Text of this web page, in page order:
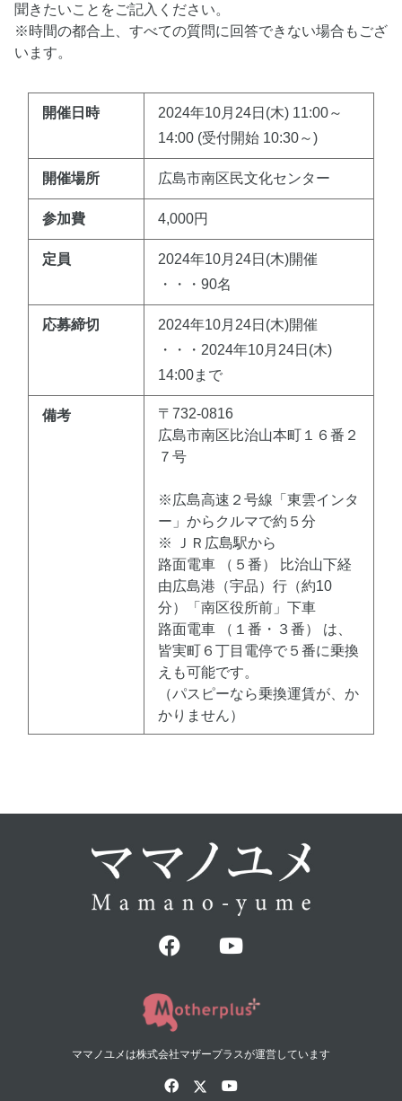
聞きたいことをご記入ください。
※時間の都合上、すべての質問に回答できない場合もござ
います。
開催日時
2024年10月24日(木) 11:00～
14:00 (受付開始 10:30～)
開催場所 広島市南区民文化センター
参加費 4,000円
定員
2024年10月24日(木)開催
・・・90名
応募締切
2024年10月24日(木)開催
・・・2024年10月24日(木)
14:00まで
備考
〒732-0816
広島市南区比治山本町１６番２
７号
※広島高速２号線「東雲インタ
ー」からクルマで約５分
※ ＪＲ広島駅から
路面電車 （５番） 比治山下経
由広島港（宇品）行（約10
分）「南区役所前」下車
路面電車 （１番・３番） は、
皆実町６丁目電停で５番に乗換
えも可能です。
（パスピーなら乗換運賃が、か
かりません）
ママノユメは株式会社マザープラスが運営しています